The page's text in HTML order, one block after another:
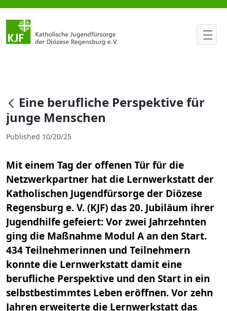
Eine berufliche Perspektive
null
Eine berufliche Perspektive für
junge Menschen
Published 10/20/25
Mit einem Tag der offenen Tür für die
Netzwerkpartner hat die Lernwerkstatt der
Katholischen Jugendfürsorge der Diözese
Regensburg e. V. (KJF) das 20. Jubiläum ihrer
Jugendhilfe gefeiert: Vor zwei Jahrzehnten
ging die Maßnahme Modul A an den Start.
434 Teilnehmerinnen und Teilnehmern
konnte die Lernwerkstatt damit eine
berufliche Perspektive und den Start in ein
selbstbestimmtes Leben eröffnen. Vor zehn
Jahren erweiterte die Lernwerkstatt das